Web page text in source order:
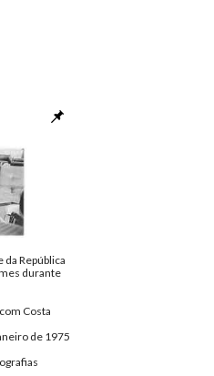
República
durante
Costa
de 1975